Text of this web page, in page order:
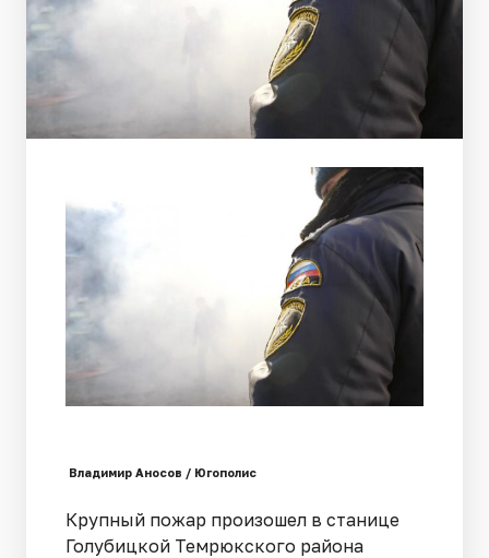
Владимир Аносов / Югополис
Крупный пожар произошел в станице
Голубицкой Темрюкского района